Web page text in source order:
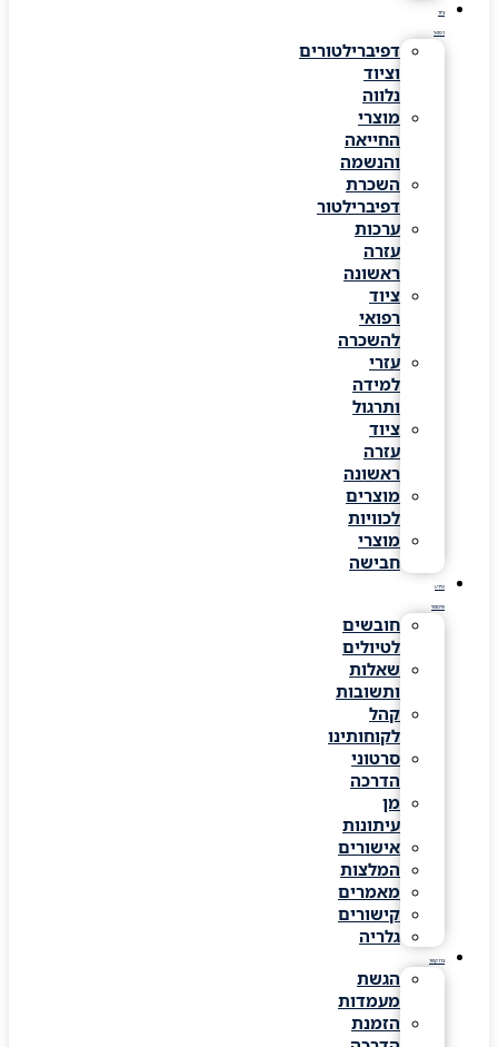
דפיברילטורים
נלווה
מוצרי
החייאה
והנשמה
השכרת
דפיברילטור
ערכות
עזרה
ראשונה
ציוד
רפואי
להשכרה
עזרי
למידה
ותרגול
ציוד
עזרה
ראשונה
מוצרים
לכוויות
מוצרי
חבישה
חובשים
לטיולים
שאלות
ותשובות
קהל
לקוחותינו
סרטוני
הדרכה
מן
עיתונות
אישורים
המלצות
מאמרים
קישורים
גלריה
הגשת
מעמדות
הזמנת